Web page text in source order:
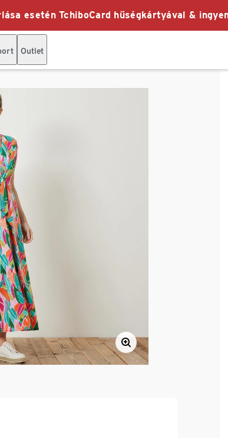
esetén TchiboCard hűségkártyával &
Outlet